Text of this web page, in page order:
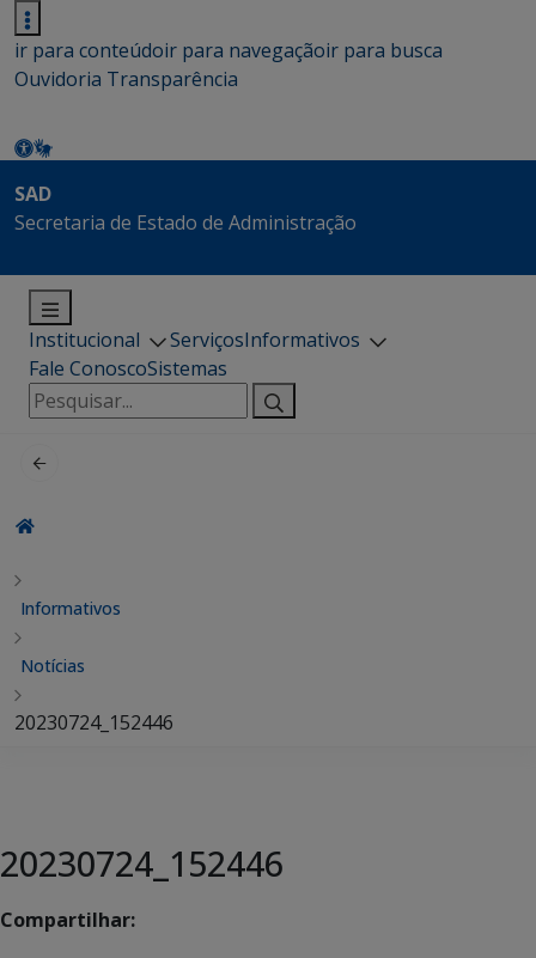
ir para conteúdoir para navegaçãoir para busca
Ouvidoria Transparência
SAD
Secretaria de Estado de Administração
Institucional ServiçosInformativos
Fale ConoscoSistemas
Pesquisar
por:
Informativos
Notícias
20230724_152446
20230724_152446
Compartilhar: